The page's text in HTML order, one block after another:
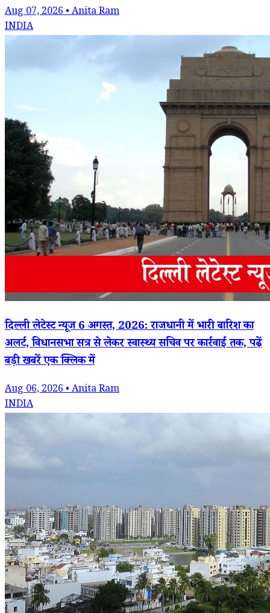
Aug 07, 2026 • Anita Ram
INDIA
दिल्ली लेटेस्ट न्यूज 6 अगस्त, 2026: राजधानी में भारी बारिश का
अलर्ट, विधानसभा सत्र से लेकर स्वास्थ्य सचिव पर कार्रवाई तक, पढ़ें
बड़ी खबरें एक क्लिक में
Aug 06, 2026 • Anita Ram
INDIA